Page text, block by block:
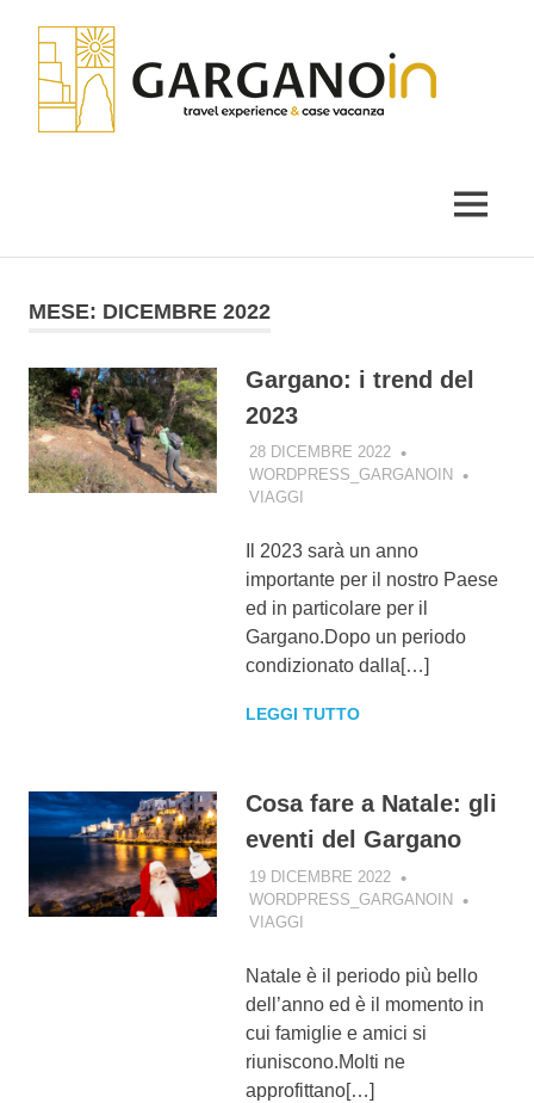
contenuto
MENU
MESE: DICEMBRE 2022
Gargano: i trend del
2023
28 DICEMBRE 2022
WORDPRESS_GARGANOIN
VIAGGI
Il 2023 sarà un anno
importante per il nostro Paese
ed in particolare per il
Gargano.Dopo un periodo
condizionato dalla[…]
LEGGI TUTTO
Cosa fare a Natale: gli
eventi del Gargano
19 DICEMBRE 2022
WORDPRESS_GARGANOIN
VIAGGI
Natale è il periodo più bello
dell’anno ed è il momento in
cui famiglie e amici si
riuniscono.Molti ne
approfittano[…]